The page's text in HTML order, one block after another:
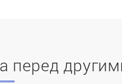
перед